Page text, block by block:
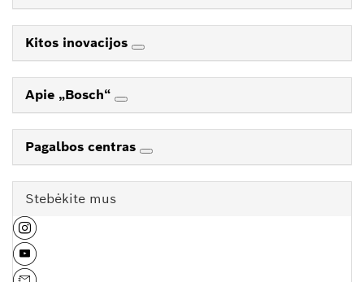
Kitos inovacijos
Apie „Bosch“
Pagalbos centras
Stebėkite mus